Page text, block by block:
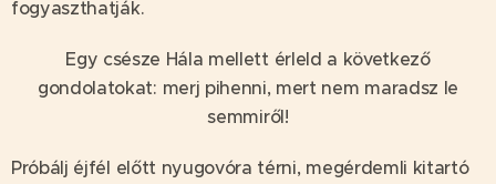
fogyaszthatják.
Egy csésze Hála mellett érleld a következő
gondolatokat: merj pihenni, mert nem maradsz le
semmiről!
Próbálj éjfél előtt nyugovóra térni, megérdemli kitartó